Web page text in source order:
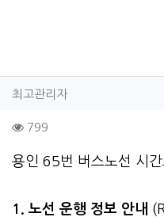
작성자 정보
최고관리자작성
컨텐츠 정보
799
본문
용인 65번 버스노선 시간
1. 노선 운행 정보 안내